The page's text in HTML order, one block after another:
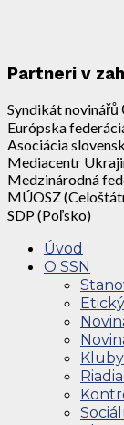
Partneri v
Syndikát novinářů
Európska
Asociácia
Mediacentr
Medzinárodná
MÚOSZ
SDP (Poľsko)
Úvod
O SSN
Kluby